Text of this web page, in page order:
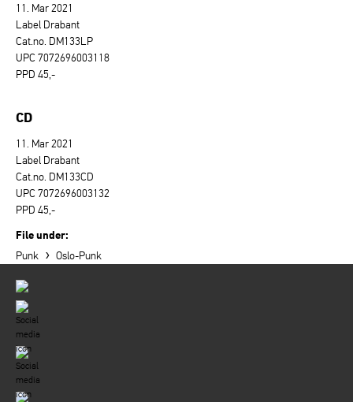
11. Mar 2021
Label Drabant
Cat.no. DM133LP
UPC 7072696003118
PPD 45,-
CD
11. Mar 2021
Label Drabant
Cat.no. DM133CD
UPC 7072696003132
PPD 45,-
File under:
Punk › Oslo-Punk